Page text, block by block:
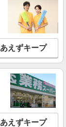
河SC【求人番
ピッキング）、
を見る
えずキープ
えずキープ